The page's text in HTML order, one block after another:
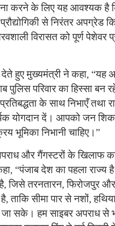
करने के लिए यह आवश्यक है
से निरंतर अपग्रेड
विरासत को पूर्ण पेशेवर
देते हुए मुख्यमंत्री ने कहा, “यह
पुलिस परिवार का हिस्सा बन
के साथ निभाएँ तथा
योगदान दें। आपको जन
भूमिका निभानी चाहिए।”
और गैंगस्टरों के खिलाफ
“पंजाब देश का पहला राज्य
जिसे तरनतारन, फिरोजपुर
ताकि सीमा पार से नशों,
जा सके। हम साइबर अपराध से